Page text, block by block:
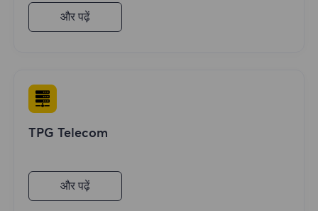
और पढ़ें
TPG Telecom
और पढ़ें